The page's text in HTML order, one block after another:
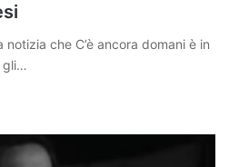
che C’è ancora domani è in
gli…